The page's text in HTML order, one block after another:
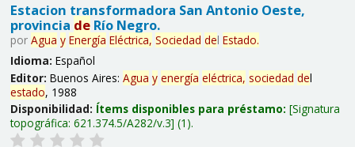
Estacion transformadora San Antonio Oeste,
provincia deRío Negro.
por Agua y Energía Eléctrica, Sociedad del Estado.
Idioma: Español
Editor: Buenos Aires: Agua y energía eléctrica, sociedad del
estado, 1988
Disponibilidad: Ítems disponibles para préstamo: Signatura
topográfica: 621.374.5/A282/v.3 (1).